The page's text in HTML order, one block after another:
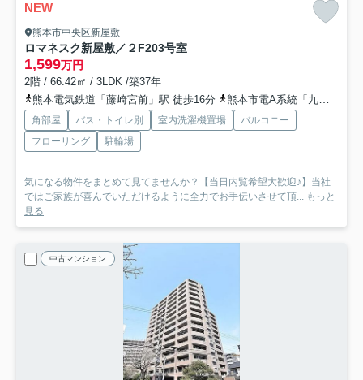
NEW
熊本市中央区新屋敷
ロマネスク新屋敷／２F203号室
1,599万円
2階 / 66.42㎡ / 3LDK /築37年
熊本電気鉄道「藤崎宮前」駅 徒歩16分
熊本市電A系統「九品寺交差点」駅 徒歩18分
角部屋 バス・トイレ別 室内洗濯機置場
バルコニー
フローリング
駐輪場
気になる物件をまとめて見てませんか？【当日内覧希望大歓迎♪】当社
ではご家族が喜んでいただけるように全力でお手伝いさせて頂... もっと
見る
中古マンション